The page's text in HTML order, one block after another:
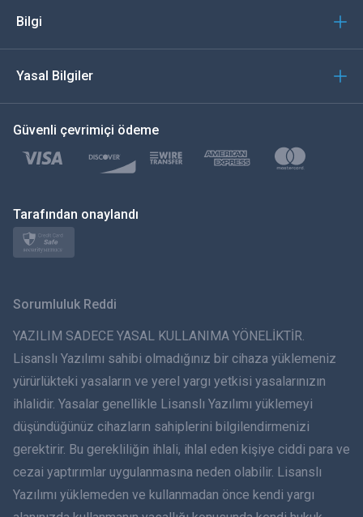
Türkçe
Polski
日本
ภาษาไทย
Dansk
हिंदी
Bilgi
Yasal Bilgiler
Güvenli çevrimiçi ödeme
Tarafından onaylandı
Sorumluluk Reddi
YAZILIM SADECE YASAL KULLANIMA YÖNELİKTİR.
Lisanslı Yazılımı sahibi olmadığınız bir cihaza yüklemeniz
yürürlükteki yasaların ve yerel yargı yetkisi yasalarınızın
ihlalidir. Yasalar genellikle Lisanslı Yazılımı yüklemeyi
düşündüğünüz cihazların sahiplerini bilgilendirmenizi
gerektirir. Bu gerekliliğin ihlali, ihlal eden kişiye ciddi para ve
cezai yaptırımlar uygulanmasına neden olabilir. Lisanslı
Yazılımı yüklemeden ve kullanmadan önce kendi yargı